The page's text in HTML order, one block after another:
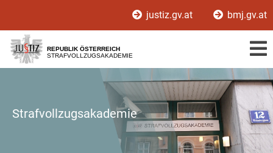
[1]
[2]
[3]
justiz.gv.at bmj.gv.at
REPUBLIK ÖSTERREICH
STRAFVOLLZUGSAKADEMIE
Strafvollzugsakademie